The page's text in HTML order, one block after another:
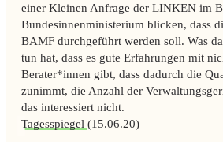
einer Kleinen Anfrage der LINKEN im
Bundesinnenministerium blicken, dass
BAMF durchgeführt werden soll. Was
tun hat, dass es gute Erfahrungen mit
Berater*innen gibt, dass dadurch die
zunimmt, die Anzahl der
das interessiert nicht.
Tagesspiegel(15.06.20)